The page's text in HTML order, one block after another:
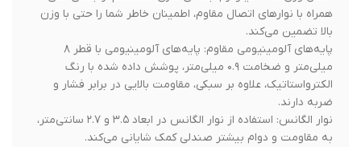
همراه با نوار‌های اتصال مقاوم، اطمینان خاطر شما را حتی با وزن
بالا تضمین می‌کند.
پایه‌های آلومینیومی مقاوم: پایه‌های آلومینیومی با قطر ۸
میلی‌متر و ضخامت ۰.۹ میلی‌متر، پوشش داده شده با رنگ
الکترواستاتیک، علاوه بر سبکی، مقاومت بالایی در برابر فشار و
ضربه دارند.
نوار الگانس: استفاده از نوار الگانس در ابعاد ۳.۵ و ۲.۷ سانتی‌متر،
به مقاومت و دوام بیشتر صندلی کمک شایانی می‌کند.